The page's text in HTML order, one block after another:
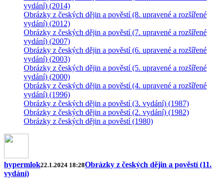
vydání) (2014)
Obrázky z českých dějin a pověstí (8. upravené a rozšířené
vydání) (2012)
Obrázky z českých dějin a pověstí (7. upravené a rozšířené
vydání) (2007)
Obrázky z českých dějin a pověstí (6. upravené a rozšířené
vydání) (2003)
Obrázky z českých dějin a pověstí (5. upravené a rozšířené
vydání) (2000)
Obrázky z českých dějin a pověstí (4. upravené a rozšířené
vydání) (1996)
Obrázky z českých dějin a pověstí (3. vydání) (1987)
Obrázky z českých dějin a pověstí (2. vydání) (1982)
Obrázky z českých dějin a pověstí (1980)
hypermlok22.1.2024 18:28Obrázky z českých dějin a pověstí (11.
vydání)